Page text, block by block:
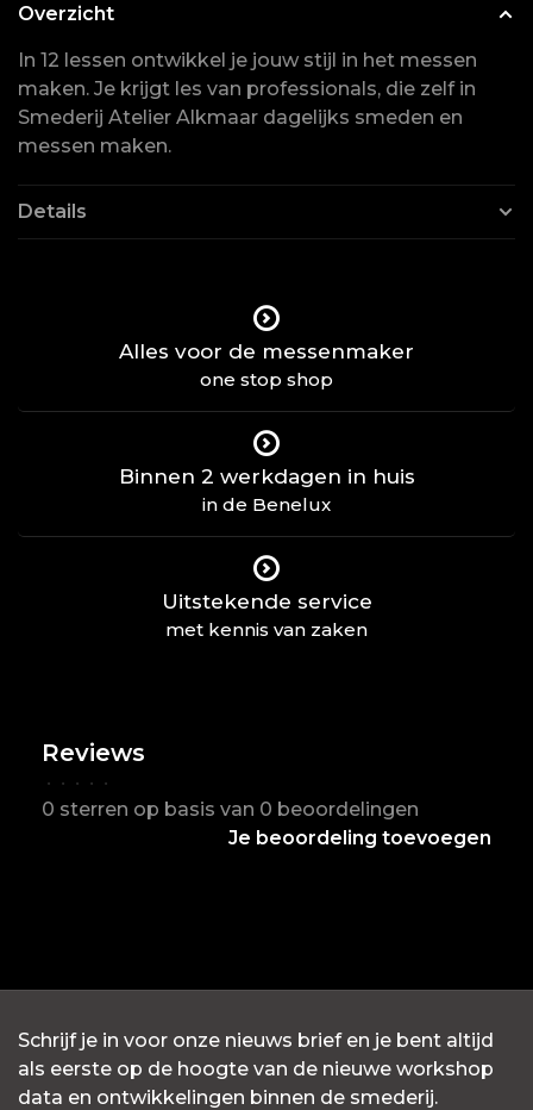
Overzicht
In 12 lessen ontwikkel je jouw stijl in het messen
maken. Je krijgt les van professionals, die zelf in
Smederij Atelier Alkmaar dagelijks smeden en
messen maken.
Details
Alles voor de messenmaker
one stop shop
Binnen 2 werkdagen in huis
in de Benelux
Uitstekende service
met kennis van zaken
Reviews
• • • • •
0 sterren op basis van 0 beoordelingen
Je beoordeling toevoegen
Schrijf je in voor onze nieuws brief en je bent altijd
als eerste op de hoogte van de nieuwe workshop
data en ontwikkelingen binnen de smederij.